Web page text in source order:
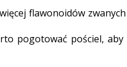
flawonoidów
pogotować pościel, aby